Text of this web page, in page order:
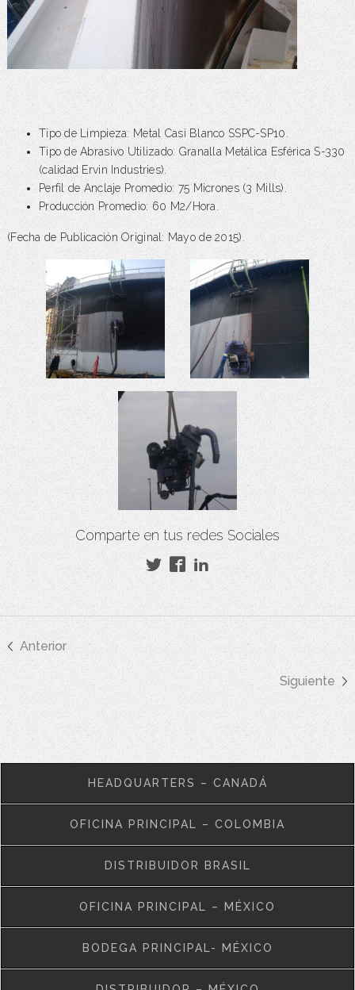
Tipo de Limpieza: Metal Casi Blanco SSPC-SP10.
Tipo de Abrasivo Utilizado: Granalla Metálica Esférica S-330
(calidad Ervin Industries).
Perfil de Anclaje Promedio: 75 Micrones (3 Mills).
Producción Promedio: 60 M2/Hora.
(Fecha de Publicación Original: Mayo de 2015).
Comparte en tus redes Sociales
Anterior
Siguiente
HEADQUARTERS – CANADÁ
OFICINA PRINCIPAL – COLOMBIA
DISTRIBUIDOR BRASIL
OFICINA PRINCIPAL – MÉXICO
BODEGA PRINCIPAL- MÉXICO